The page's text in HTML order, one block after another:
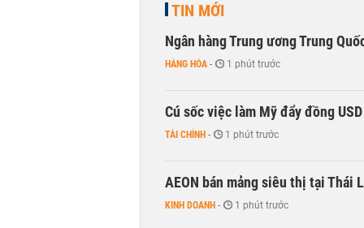
TIN MỚI
Ngân hàng Trung ương Trung
HÀNG HÓA - 1 phút trước
Cú sốc việc làm Mỹ đẩy đồng
TÀI CHÍNH - 1 phút trước
AEON bán mảng siêu thị tại Thái
KINH DOANH - 1 phút trước